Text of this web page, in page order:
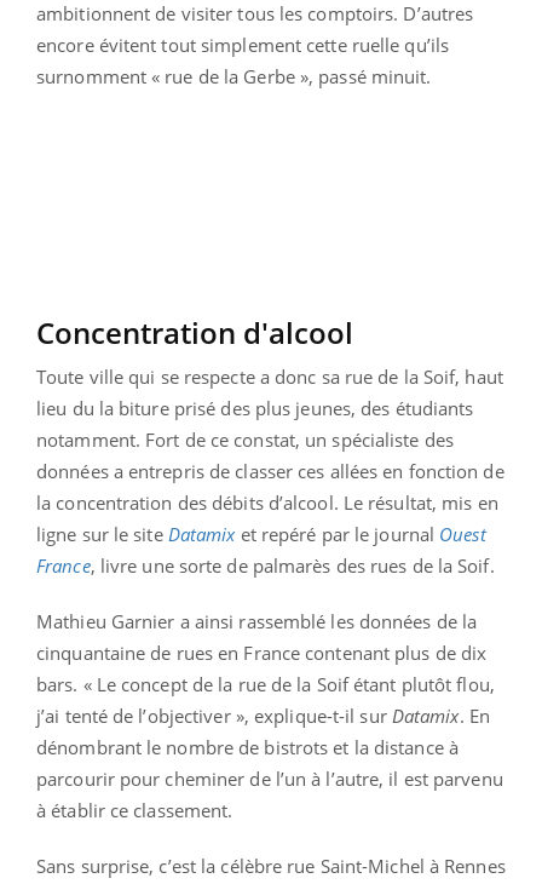
ambitionnent de visiter tous les comptoirs. D’autres
encore évitent tout simplement cette ruelle qu’ils
surnomment « rue de la Gerbe », passé minuit.
Concentration d'alcool
Toute ville qui se respecte a donc sa rue de la Soif, haut
lieu du la biture prisé des plus jeunes, des étudiants
notamment. Fort de ce constat, un spécialiste des
données a entrepris de classer ces allées en fonction de
la concentration des débits d’alcool. Le résultat, mis en
ligne sur le site Datamixet repéré par le journal Ouest
France, livre une sorte de palmarès des rues de la Soif.
Mathieu Garnier a ainsi rassemblé les données de la
cinquantaine de rues en France contenant plus de dix
bars. « Le concept de la rue de la Soif étant plutôt flou,
j’ai tenté de l’objectiver », explique-t-il sur Datamix. En
dénombrant le nombre de bistrots et la distance à
parcourir pour cheminer de l’un à l’autre, il est parvenu
à établir ce classement.
Sans surprise, c’est la célèbre rue Saint-Michel à Rennes